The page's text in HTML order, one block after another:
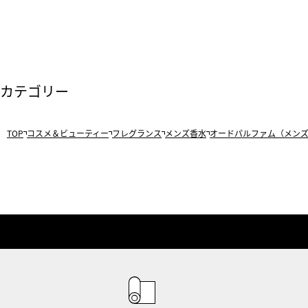
カテゴリー
TOP コスメ＆ビューティー フレグランス メンズ香水 オードパルファム（メンズ